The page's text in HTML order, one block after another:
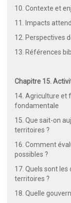
10. Contexte et
11. Impacts
12. Perspectives
13. Références
Chapitre 15.
14. Agriculture et
fondamentale
15. Que sait-on
territoires ?
16. Comment
possibles ?
17. Quels sont
territoires ?
18. Quelle